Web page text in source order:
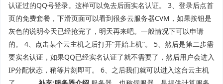
认证过的QQ号登录。这样可以免去后面实名认证。 3、登录后点首
页的免费套餐，下滑页面可以看到很多云服务器CVM，如果按钮是
灰色的说明今天已经抢完了，明天再来吧。一般情况下可以申请
的。 4、点击某个云主机之后打开“开始上机”。 5、然后是第二步需
要实名认证，如果QQ已经实名认证了就不需要了，然后用户会进入
IP分配状态，稍等片刻即可。 6、之后我们就可以进入这台云主机